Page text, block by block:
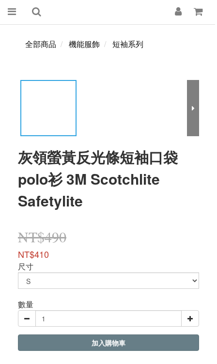
全部商品 機能服飾 短袖系列
灰領螢黃反光條短袖口袋
polo衫 3M Scotchlite
Safetylite
NT$490
NT$410
尺寸
數量
加入購物車